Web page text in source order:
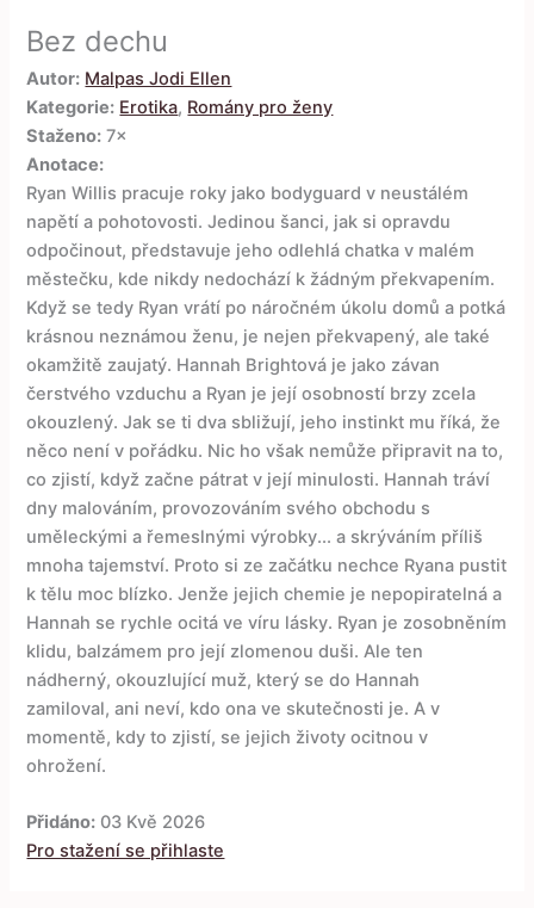
Bez dechu
Autor: Malpas Jodi Ellen
Kategorie: Erotika, Romány pro ženy
Staženo: 7×
Anotace:
Ryan Willis pracuje roky jako bodyguard v neustálém
napětí a pohotovosti. Jedinou šanci, jak si opravdu
odpočinout, představuje jeho odlehlá chatka v malém
městečku, kde nikdy nedochází k žádným překvapením.
Když se tedy Ryan vrátí po náročném úkolu domů a potká
krásnou neznámou ženu, je nejen překvapený, ale také
okamžitě zaujatý. Hannah Brightová je jako závan
čerstvého vzduchu a Ryan je její osobností brzy zcela
okouzlený. Jak se ti dva sbližují, jeho instinkt mu říká, že
něco není v pořádku. Nic ho však nemůže připravit na to,
co zjistí, když začne pátrat v její minulosti. Hannah tráví
dny malováním, provozováním svého obchodu s
uměleckými a řemeslnými výrobky... a skrýváním příliš
mnoha tajemství. Proto si ze začátku nechce Ryana pustit
k tělu moc blízko. Jenže jejich chemie je nepopiratelná a
Hannah se rychle ocitá ve víru lásky. Ryan je zosobněním
klidu, balzámem pro její zlomenou duši. Ale ten
nádherný, okouzlující muž, který se do Hannah
zamiloval, ani neví, kdo ona ve skutečnosti je. A v
momentě, kdy to zjistí, se jejich životy ocitnou v
ohrožení.
Přidáno: 03 Kvě 2026
Pro stažení se přihlaste